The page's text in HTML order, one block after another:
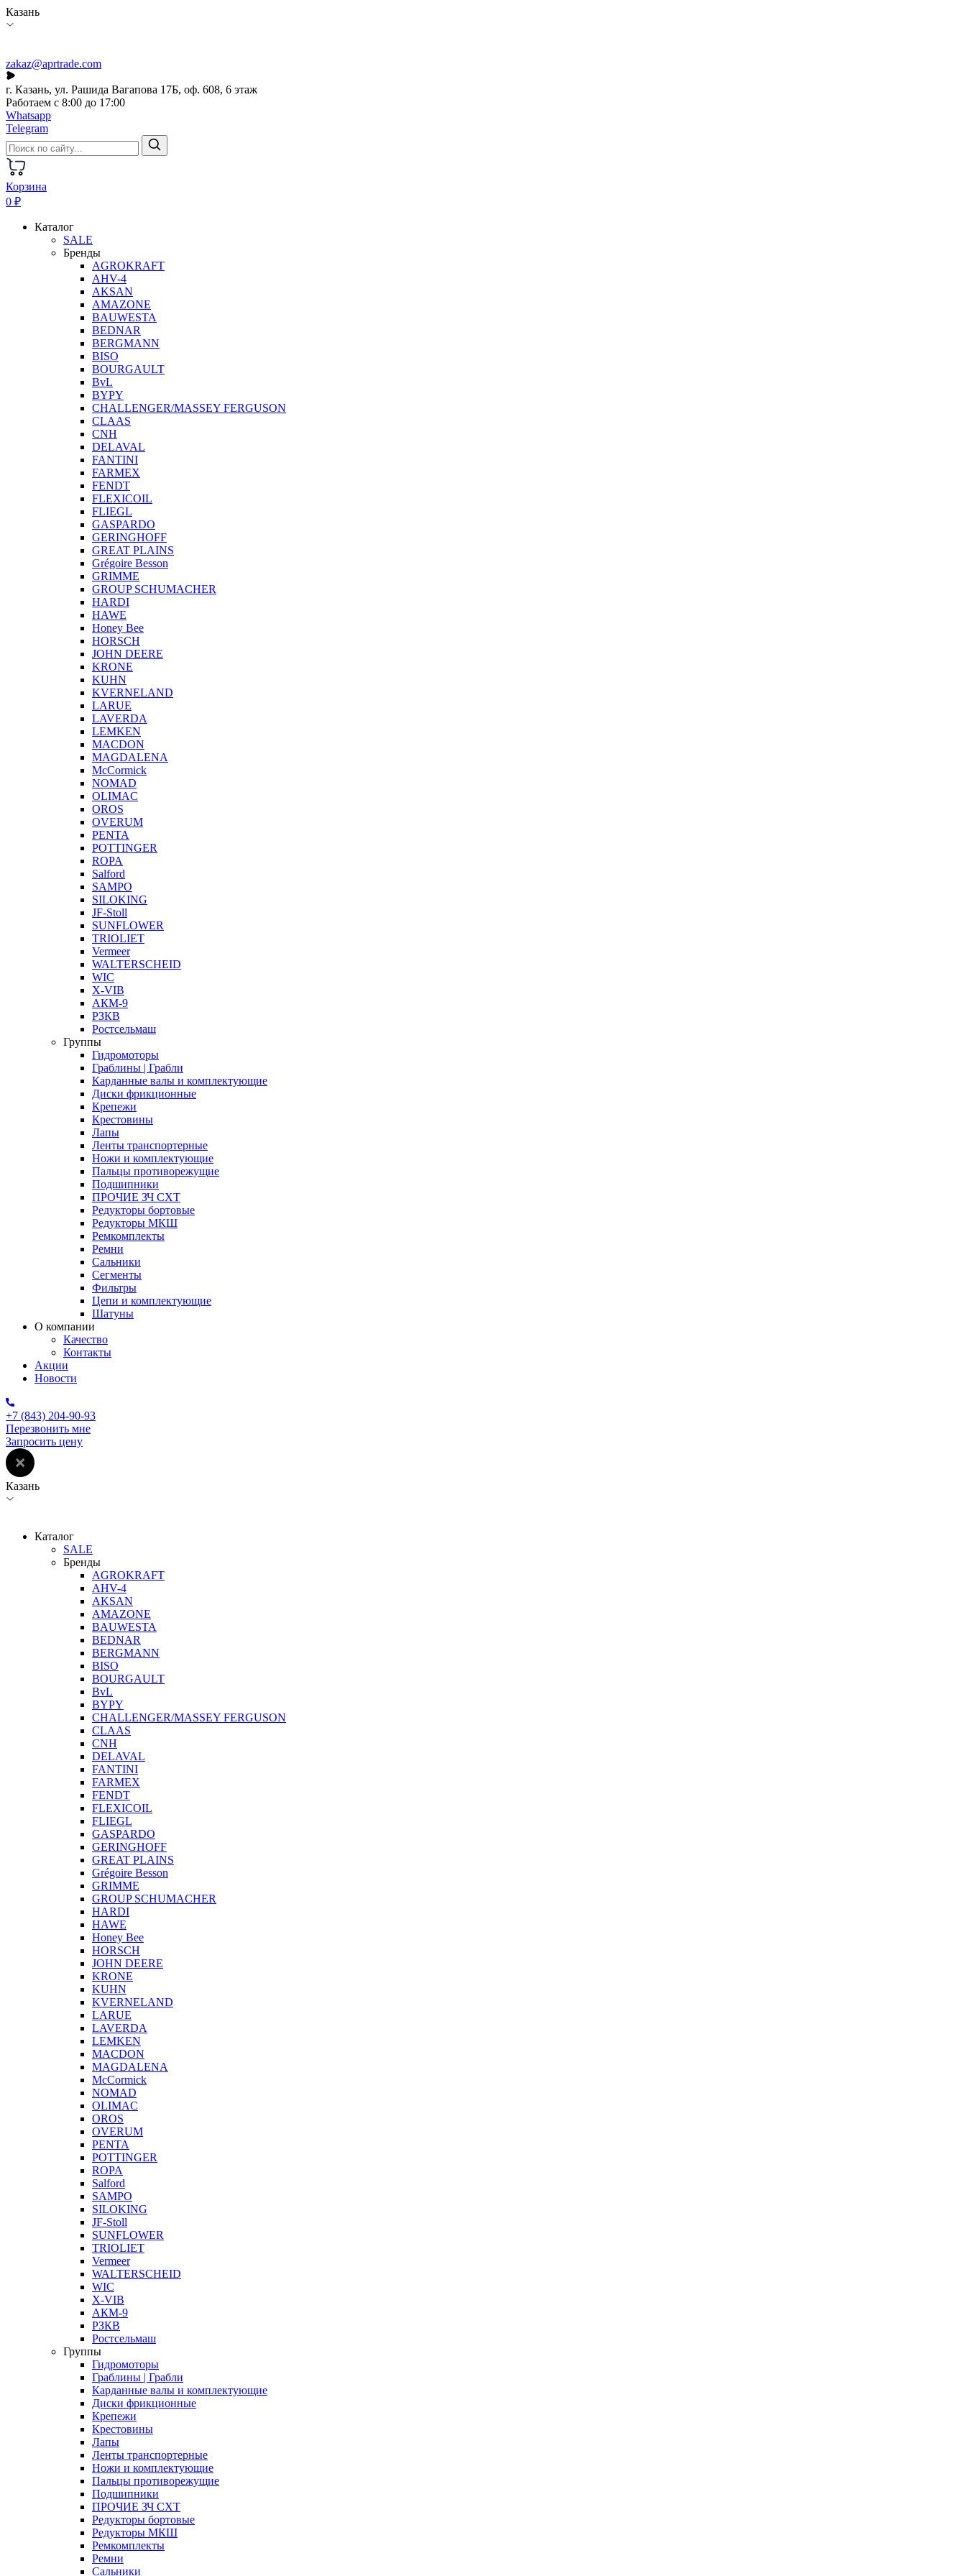
Казань
zakaz@aprtrade.com
г. Казань, ул. Рашида Вагапова 17Б, оф. 608, 6 этаж
Работаем с 8:00 до 17:00
Whatsapp
Telegram
Корзина
0 ₽
Каталог
SALE
Бренды
AGROKRAFT
AHV-4
AKSAN
AMAZONE
BAUWESTA
BEDNAR
BERGMANN
BISO
BOURGAULT
BvL
BYPY
CHALLENGER/MASSEY FERGUSON
CLAAS
CNH
DELAVAL
FANTINI
FARMEX
FENDT
FLEXICOIL
FLIEGL
GASPARDO
GERINGHOFF
GREAT PLAINS
Grégoire Besson
GRIMME
GROUP SCHUMACHER
HARDI
HAWE
Honey Bee
HORSCH
JOHN DEERE
KRONE
KUHN
KVERNELAND
LARUE
LAVERDA
LEMKEN
MACDON
MAGDALENA
McCormick
NOMAD
OLIMAC
OROS
OVERUM
PENTA
POTTINGER
ROPA
Salford
SAMPO
SILOKING
JF-Stoll
SUNFLOWER
TRIOLIET
Vermeer
WALTERSCHEID
WIC
X-VIB
АКМ-9
РЗКВ
Ростсельмаш
Группы
Гидромоторы
Граблины | Грабли
Карданные валы и комплектующие
Диски фрикционные
Крепежи
Крестовины
Лапы
Ленты транспортерные
Ножи и комплектующие
Пальцы противорежущие
Подшипники
ПРОЧИЕ ЗЧ СХТ
Редукторы бортовые
Редукторы МКШ
Ремкомплекты
Ремни
Сальники
Сегменты
Фильтры
Цепи и комплектующие
Шатуны
О компании
Качество
Контакты
Акции
Новости
+7 (843) 204-90-93
Перезвонить мне
Запросить цену
Казань
Каталог
SALE
Бренды
AGROKRAFT
AHV-4
AKSAN
AMAZONE
BAUWESTA
BEDNAR
BERGMANN
BISO
BOURGAULT
BvL
BYPY
CHALLENGER/MASSEY FERGUSON
CLAAS
CNH
DELAVAL
FANTINI
FARMEX
FENDT
FLEXICOIL
FLIEGL
GASPARDO
GERINGHOFF
GREAT PLAINS
Grégoire Besson
GRIMME
GROUP SCHUMACHER
HARDI
HAWE
Honey Bee
HORSCH
JOHN DEERE
KRONE
KUHN
KVERNELAND
LARUE
LAVERDA
LEMKEN
MACDON
MAGDALENA
McCormick
NOMAD
OLIMAC
OROS
OVERUM
PENTA
POTTINGER
ROPA
Salford
SAMPO
SILOKING
JF-Stoll
SUNFLOWER
TRIOLIET
Vermeer
WALTERSCHEID
WIC
X-VIB
АКМ-9
РЗКВ
Ростсельмаш
Группы
Гидромоторы
Граблины | Грабли
Карданные валы и комплектующие
Диски фрикционные
Крепежи
Крестовины
Лапы
Ленты транспортерные
Ножи и комплектующие
Пальцы противорежущие
Подшипники
ПРОЧИЕ ЗЧ СХТ
Редукторы бортовые
Редукторы МКШ
Ремкомплекты
Ремни
Сальники